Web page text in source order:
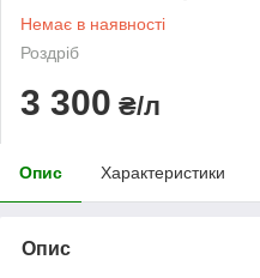
Немає в наявності
Роздріб
3 300 ₴/л
Опис Характеристики
Опис